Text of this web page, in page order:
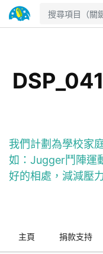
我們計劃為學校家
如：Jugger鬥陣運
好的相處，減減壓
主頁 捐款支持